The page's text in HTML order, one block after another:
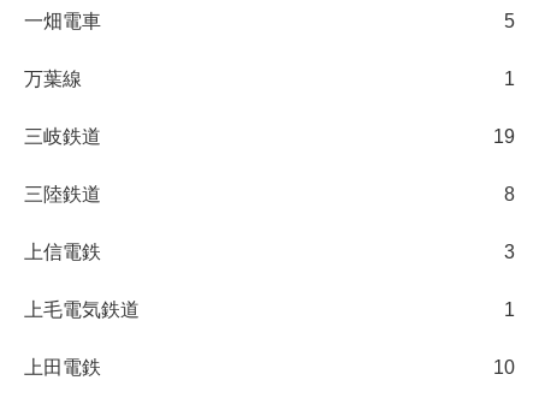
一畑電車 5
万葉線 1
三岐鉄道 19
三陸鉄道 8
上信電鉄 3
上毛電気鉄道 1
上田電鉄 10